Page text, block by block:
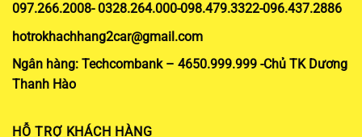
097.266.2008- 0328.264.000-098.479.3322-096.437.2886
hotrokhachhang2car@gmail.com
Ngân hàng: Techcombank – 4650.999.999 -Chủ TK Dương
Thanh Hào
HỖ TRỢ KHÁCH HÀNG